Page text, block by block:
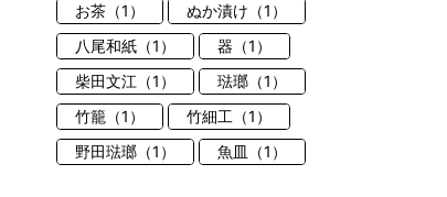
お茶（1）
ぬか漬け（1）
八尾和紙（1）
器（1）
柴田文江（1）
琺瑯（1）
竹籠（1）
竹細工（1）
野田琺瑯（1）
魚皿（1）